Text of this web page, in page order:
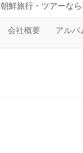
朝鮮旅行・ツアーな
会社概要 アルバ